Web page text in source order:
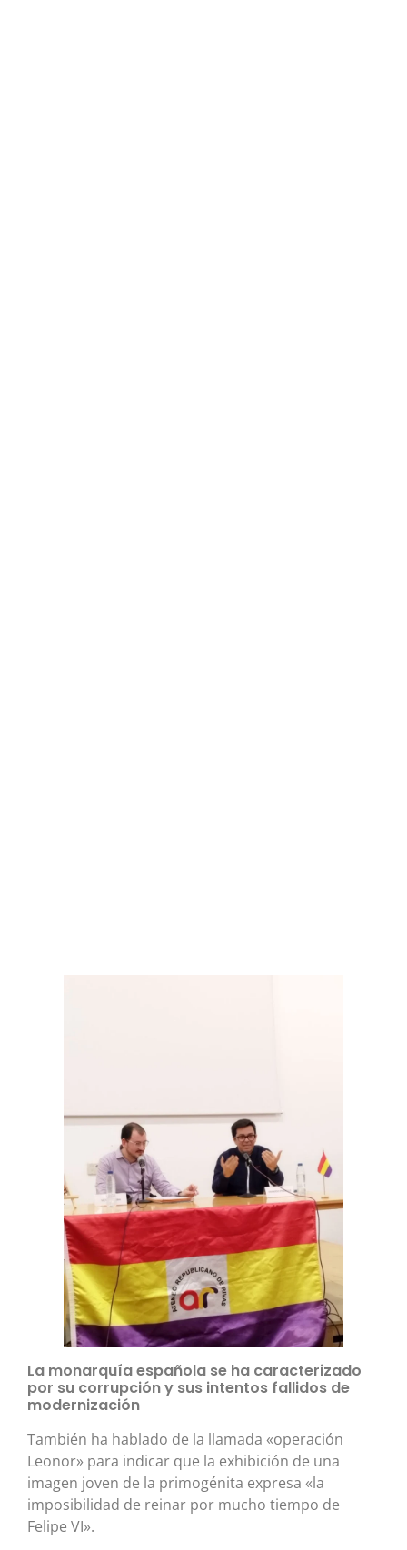
La monarquía española se ha caracterizado
por su corrupción y sus intentos fallidos de
modernización
También ha hablado de la llamada «operación
Leonor» para indicar que la exhibición de una
imagen joven de la primogénita expresa «la
imposibilidad de reinar por mucho tiempo de
Felipe VI».